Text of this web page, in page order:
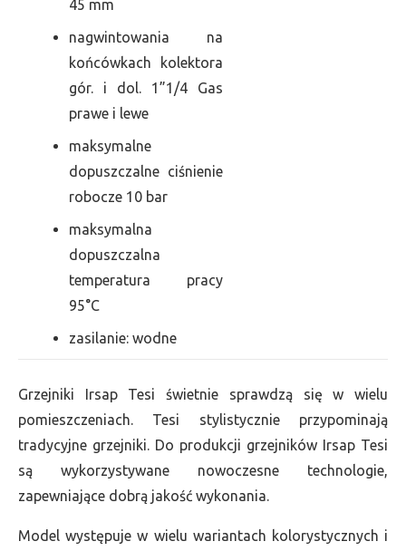
45 mm
nagwintowania na
końcówkach kolektora
gór. i dol. 1”1/4 Gas
prawe i lewe
maksymalne
dopuszczalne ciśnienie
robocze 10 bar
maksymalna
dopuszczalna
temperatura pracy
95°C
zasilanie: wodne
Grzejniki Irsap Tesi świetnie sprawdzą się w wielu
pomieszczeniach. Tesi stylistycznie przypominają
tradycyjne grzejniki. Do produkcji grzejników Irsap Tesi
są wykorzystywane nowoczesne technologie,
zapewniające dobrą jakość wykonania.
Model występuje w wielu wariantach kolorystycznych i